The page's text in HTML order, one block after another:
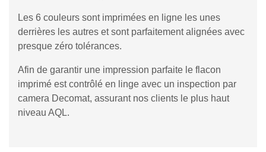
Les 6 couleurs sont imprimées en ligne les unes
derrières les autres et sont parfaitement alignées avec
presque zéro tolérances.
Afin de garantir une impression parfaite le flacon
imprimé est contrôlé en linge avec un inspection par
camera Decomat, assurant nos clients le plus haut
niveau AQL.